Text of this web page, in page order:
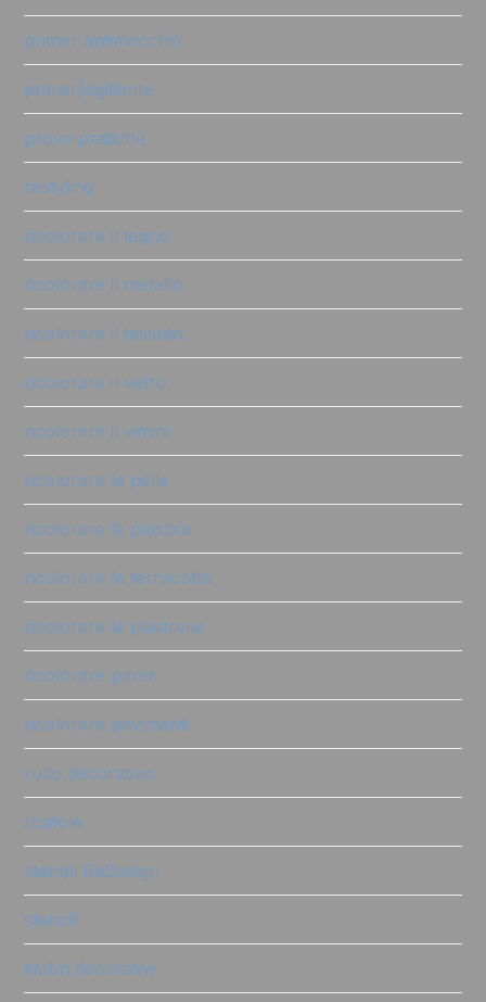
primer antimacchia
primer|sigillante
prove pratiche
restyling
ricolorare il legno
ricolorare il metallo
ricolorare il tessuto
ricolorare il vetro
ricolorare il vimini
ricolorare la pelle
ricolorare la plastica
ricolorare la terracotta
ricolorare le piastrelle
ricolorare pareti
ricolorare pavimenti
rullo decorativo
scatole
stampi ReDesign
stencil
timbri decorativi